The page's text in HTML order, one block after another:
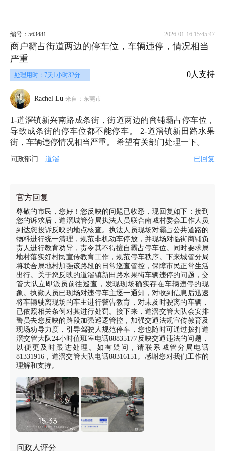
编号：563481 2026-01-16 15:45:47
商户霸占街道两边的停车位，车辆违停，情况相当
严重
处理用时：7天1小时32分 0人支持
Rachel Lu 来自：东莞市
1-道滘镇新兴南路成条街，街道两边的商铺霸占停车位，
导致成条街的停车位都不能停车。 2-道滘镇新田路水果
街，车辆违停情况相当严重。 希望有关部门处理一下。
问政部门: 道滘 已回复
官方回复
尊敬的市民，您好！您反映的问题已收悉，现回复如下：接到
您的诉求后，道滘城管分局执法人员联合南城村委会工作人员
到达您投诉反映的地点核查。执法人员现场对霸占公共道路的
物料进行统一清理，规范非机动车停放，并现场对临街商铺负
责人进行教育劝导，责令其不得擅自霸占停车位。同时要求属
地村落实好村民宣传教育工作，规范停车秩序。下来城管分局
将联合属地村加强该路段的日常巡查管控，保障市民正常生活
出行。关于您反映的道滘镇新田路水果街车辆违停的问题，交
管大队立即派员前往巡查，发现现场确实存在车辆违停的现
象。执勤人员已现场对违停车主逐一通知，对收到信息后迅速
将车辆驶离现场的车主进行警告教育，对未及时驶离的车辆，
已依照相关条例对其进行处罚。接下来，道滘交管大队会安排
警员去您反映的路段加强巡逻管控，加强交通法规宣传教育及
现场劝导力度，引导驾驶人规范停车，您也随时可通过拨打道
滘交管大队24小时值班室电话88835177反映交通违法的问题，
以便更及时跟进处理。如有疑问，请联系城管分局电话
81331916，道滘交管大队电话88316151。感谢您对我们工作的
理解和支持。
问政人评分